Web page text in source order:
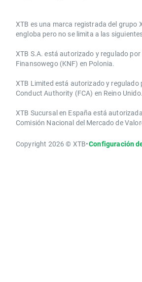
​​XTB es una marca registrada del grupo
engloba pero no se limita a las
XTB S.A.​ está autorizado y regulado
Finansowego (KNF) ​en Polonia.
XTB Limited ​está autorizado y regulado
Conduct Authority ​(FCA) en ​​Reino Unido.
XTB Sucursal en España está
Comisión Nacional del Mercado de
Copyright 2026 © XTB•Configuración